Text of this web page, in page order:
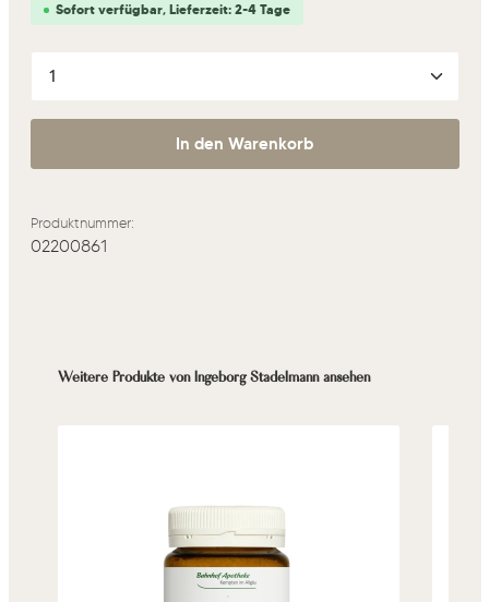
Sofort verfügbar, Lieferzeit: 2-4 Tage
Produkt Anzahl: Gib den gewünschten Wert ein
In den Warenkorb
Produktnummer:
02200861
Produktgalerie überspringen
Weitere Produkte von Ingeborg Stadelmann ansehen